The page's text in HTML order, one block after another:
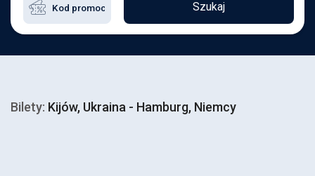
Szukaj
Bilety: Kijów, Ukraina - Hamburg, Niemcy